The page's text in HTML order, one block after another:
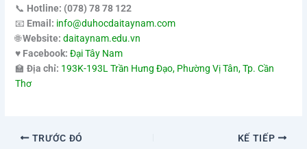
📞 Hotline: (078) 78 78 122
📧 Email: info@duhocdaitaynam.com
🌐Website: daitaynam.edu.vn
♥️ Facebook: Đại Tây Nam
🏫Địa chỉ: 193K-193L Trần Hưng Đạo, Phường Vị Tân, Tp. Cần
Thơ
TRƯỚC ĐÓ KẾ TIẾP